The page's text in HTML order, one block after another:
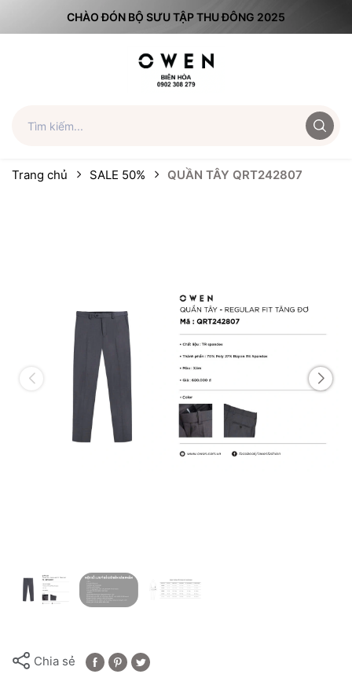
CHÀO ĐÓN BỘ SƯU TẬP THU ĐÔNG 2025
Trang chủ SALE 50% QUẦN TÂY QRT242807
Chia sẻ